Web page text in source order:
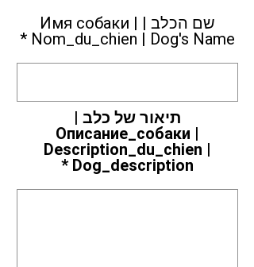
שם הכלב | Имя собаки |
Nom_du_chien | Dog's Name
תיאור של כלב |
Описание_собаки |
Description_du_chien |
Dog_description